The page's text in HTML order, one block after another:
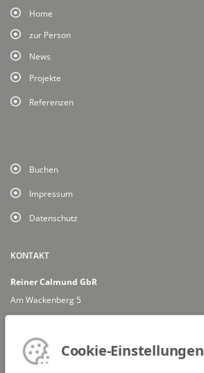
Home
zur Person
News
Projekte
Referenzen
Buchen
Impressum
Datenschutz
KONTAKT
Reiner Calmund GbR
Am Wackenberg 5
66740 Saarlouis
Mail: info@reinercalmund.de
FANPOST-ADRESSECookie-Einstellungen